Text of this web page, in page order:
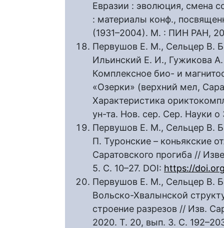
Евразии : эволюция, смена
: материалы конф.,
(1931–2004). М. : ПИН РАН,
Первушов Е. М., Сельцер В.
Ильинский Е. И., Гужикова
Комплексное био- и
«Озерки» (верхний мел,
Характеристика
ун-та. Нов. сер. Сер. Науки о
Первушов Е. М., Сельцер В.
П. Туронские – коньякские
Саратовского прогиба //
5. С. 10–27. DOI: https://
Первушов Е. М., Сельцер В.
Вольско-Хвалынской
строение разрезов // Изв.
2020. Т. 20, вып. 3. С.